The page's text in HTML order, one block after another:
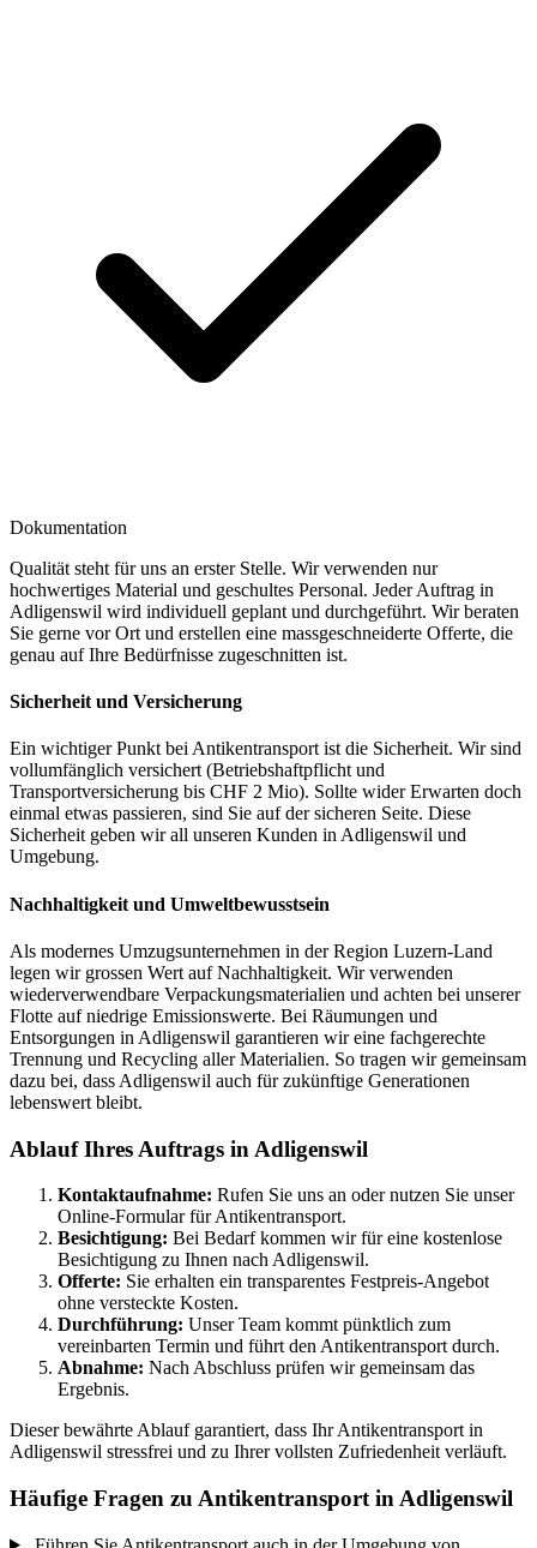
Dokumentation
Qualität steht für uns an erster Stelle. Wir verwenden nur
hochwertiges Material und geschultes Personal. Jeder Auftrag in
Adligenswil wird individuell geplant und durchgeführt. Wir beraten
Sie gerne vor Ort und erstellen eine massgeschneiderte Offerte, die
genau auf Ihre Bedürfnisse zugeschnitten ist.
Sicherheit und Versicherung
Ein wichtiger Punkt bei Antikentransport ist die Sicherheit. Wir sind
vollumfänglich versichert (Betriebshaftpflicht und
Transportversicherung bis CHF 2 Mio). Sollte wider Erwarten doch
einmal etwas passieren, sind Sie auf der sicheren Seite. Diese
Sicherheit geben wir all unseren Kunden in Adligenswil und
Umgebung.
Nachhaltigkeit und Umweltbewusstsein
Als modernes Umzugsunternehmen in der Region Luzern-Land
legen wir grossen Wert auf Nachhaltigkeit. Wir verwenden
wiederverwendbare Verpackungsmaterialien und achten bei unserer
Flotte auf niedrige Emissionswerte. Bei Räumungen und
Entsorgungen in Adligenswil garantieren wir eine fachgerechte
Trennung und Recycling aller Materialien. So tragen wir gemeinsam
dazu bei, dass Adligenswil auch für zukünftige Generationen
lebenswert bleibt.
Ablauf Ihres Auftrags in Adligenswil
Kontaktaufnahme: Rufen Sie uns an oder nutzen Sie unser
Online-Formular für Antikentransport.
Besichtigung: Bei Bedarf kommen wir für eine kostenlose
Besichtigung zu Ihnen nach Adligenswil.
Offerte: Sie erhalten ein transparentes Festpreis-Angebot
ohne versteckte Kosten.
Durchführung: Unser Team kommt pünktlich zum
vereinbarten Termin und führt den Antikentransport durch.
Abnahme: Nach Abschluss prüfen wir gemeinsam das
Ergebnis.
Dieser bewährte Ablauf garantiert, dass Ihr Antikentransport in
Adligenswil stressfrei und zu Ihrer vollsten Zufriedenheit verläuft.
Häufige Fragen zu Antikentransport in Adligenswil